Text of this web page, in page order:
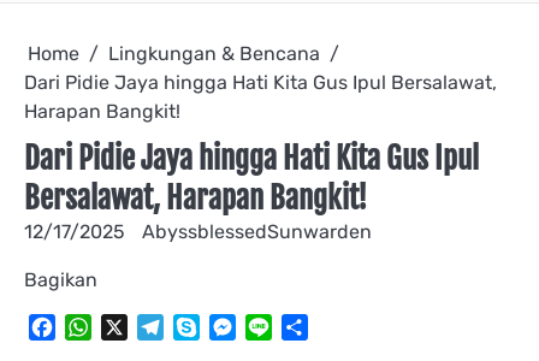
Home
Lingkungan & Bencana
Dari Pidie Jaya hingga Hati Kita Gus Ipul Bersalawat,
Harapan Bangkit!
Dari Pidie Jaya hingga Hati Kita Gus Ipul
Bersalawat, Harapan Bangkit!
12/17/2025 AbyssblessedSunwarden
Bagikan
FacebookWhatsAppTelegramSkypeMessenger
Line